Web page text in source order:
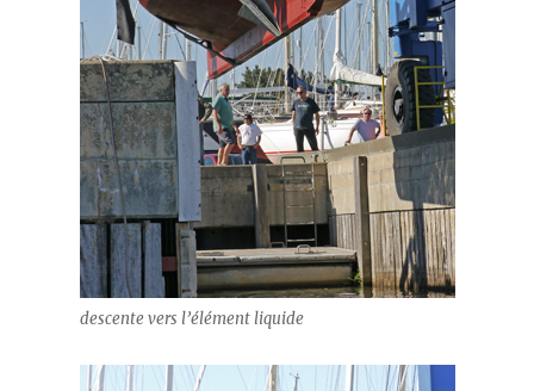
descente vers l’élément liquide